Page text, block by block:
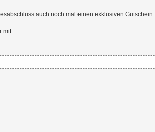
auch noch mal einen exklusiven Gutschein.
mit